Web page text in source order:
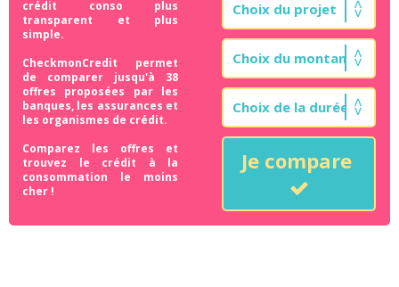
crédit conso plus
transparent et plus
simple.
CheckmonCredit permet
de comparer jusqu'à 38
offres proposées par les
banques, les assurances et
les organismes de crédit.
Comparez les offres et
trouvez le crédit à la
consommation le moins
cher !
Je compare